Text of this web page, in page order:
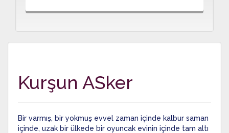
Kurşun ASker
Bir varmış, bir yokmuş evvel zaman içinde kalbur saman
içinde, uzak bir ülkede bir oyuncak evinin içinde tam altı